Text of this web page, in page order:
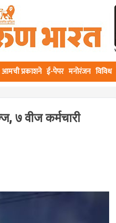
आमची प्रकाशने ई-पेपर मनोरंजन विविध
७ वीज कर्मचारी